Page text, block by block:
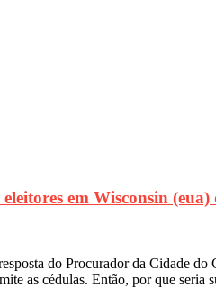
em Wisconsin
do Procurador da Cidade
as cédulas. Então, por que